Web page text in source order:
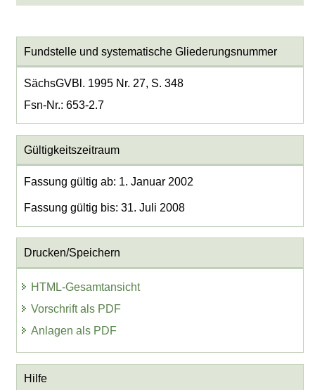
Fundstelle und systematische Gliederungsnummer
SächsGVBl. 1995 Nr. 27, S. 348
Fsn-Nr.: 653-2.7
Gültigkeitszeitraum
Fassung gültig ab: 1. Januar 2002
Fassung gültig bis: 31. Juli 2008
Drucken/Speichern
HTML-Gesamtansicht
Vorschrift als PDF
Anlagen als PDF
Hilfe